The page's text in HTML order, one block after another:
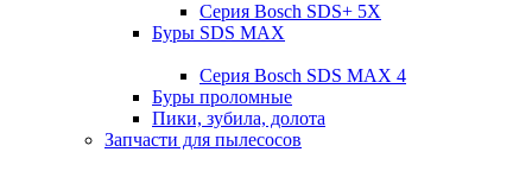
Серия Bosch SDS+ 5X
Буры SDS MAX
Серия Bosch SDS MAX 4
Буры проломные
Пики, зубила, долота
Запчасти для пылесосов